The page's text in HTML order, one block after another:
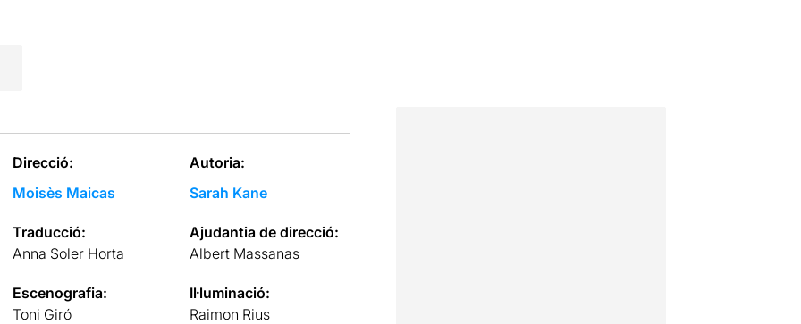
Direcció:
Moisès Maicas
Autoria:
Sarah Kane
Traducció:
Anna Soler Horta
Ajudantia de direcció:
Albert Massanas
Escenografia:
Toni Giró
Il·luminació:
Raimon Rius